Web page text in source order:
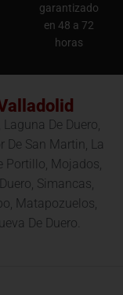
garantizado
en 48 a 72
horas
De Duero,
De San Martin, La
Portillo, Mojados,
Simancas,
Matapozuelos,
De Duero.